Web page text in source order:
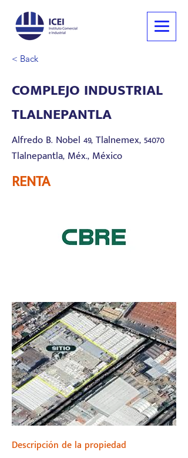
< Back
COMPLEJO INDUSTRIAL
TLALNEPANTLA
Alfredo B. Nobel 49, Tlalnemex, 54070
Tlalnepantla, Méx., México
RENTA
Descripción de la propiedad